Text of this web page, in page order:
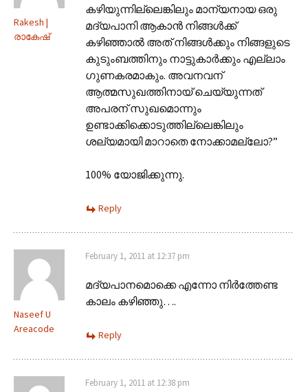
Rakesh |
രാകേഷ്
കഴിയുന്നില്ലെങ്കിലും മാന്യനായ ഒരു
മദ്യപാനി ആകാന്‍ നിങ്ങള്‍ക്ക്
കഴിഞ്ഞാല്‍ അത് നിങ്ങള്‍ക്കും നിങ്ങളുടെ
കുടുംബത്തിനും നാട്ടുകാര്‍ക്കും എല്ലാം
ഗുണകരമാകും. അവനവന്
ആത്മസുഖത്തിനായ് ചെയ്യുന്നത്
അപരന് സുഖമൊന്നും
ഉണ്ടാക്കിക്കൊടുത്തില്ലെങ്കിലും
ശല്യമായി മാറാതെ നോക്കാമല്ലോ?”
100% യോജിക്കുന്നു.
Reply
Naseef U
Areacode
February 1, 2011 at 12:37 pm
മദ്യപാനമൊക്കെ എന്നോ നിര്‍ത്തേണ്ട
കാലം കഴിഞ്ഞു….
Reply
February 1, 2011 at 12:38 pm